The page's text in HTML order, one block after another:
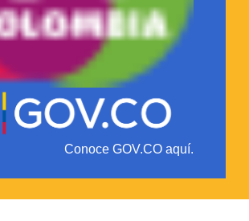
Conoce GOV.CO aquí.